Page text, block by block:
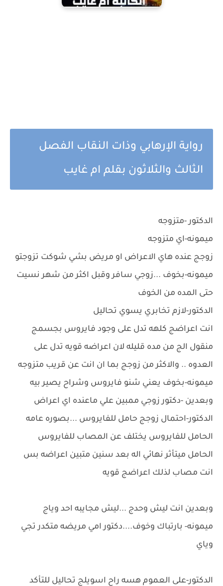
رواية الإرهابي وذات النقاب الفصل
الثالث والثلاثون بقلم ام غايب
الدكتور -متزوجه
ميمونه-اي متزوجه
زوجج عنده هاي الاعراض او مريض بشي شوكت تزوجتو
ميمونه-بخوف ...زوجي سافر وقبل اكثر من شهر نسيت
حتى المده من الخوف
الدكتور-لازم تخابري يسوي تحاليل
انت اعراضج كلهه تدل على وجود فايروس بجسمج
منقول الج من مده قليله لان اعراضه قويه تدل على
العدوه .. والاكثر من زوجج بما ان انت عن قريب متزوجه
ميمونه-بخوف يعني شنو فايروس وشراح يصير بيه
وبعدين -دكتور زوجي ممبين علي ماعنده اي اعراض
الدكتور-احتمال زوجج حامل للفايروس ...بصوره عامه
الحامل للفايروس يختلف عن المصاب للفايروس
الحامل ميتأثر نهائي اله بعد سنين متبين اعراضه بس
انت مصاب لذلك اعراضج قويه
وبعدين انت ليش وحدج ...ليش مجايبه احد وياج
ميمونه- بارتباك وخوف....دكتور امي مريضه متكدر تجي
وياي
الدكتور-على العموم هسه راح اسويلج تحاليل للتأكد